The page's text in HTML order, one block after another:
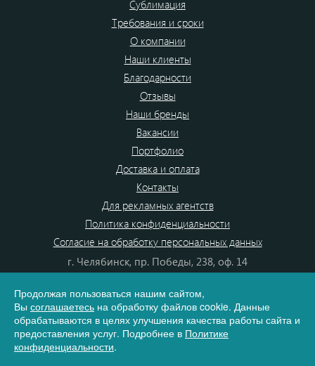
Сублимация
Требования и сроки
О компании
Наши клиенты
Благодарности
Отзывы
Наши бренды
Вакансии
Портфолио
Доставка и оплата
Контакты
Для рекламных агентств
Политика конфиденциальности
Согласие на обработку персональных данных
г. Челябинск, пр. Победы, 238, оф. 14
8 (800) 555-80-87
e-mail:info@dono.su
Продолжая пользоваться нашим сайтом,
Вы соглашаетесь на обработку файлов cookie. Данные
обрабатываются в целях улучшения качества работы сайта и
предоставления услуг. Подробнее в Политике
конфиденциальности.